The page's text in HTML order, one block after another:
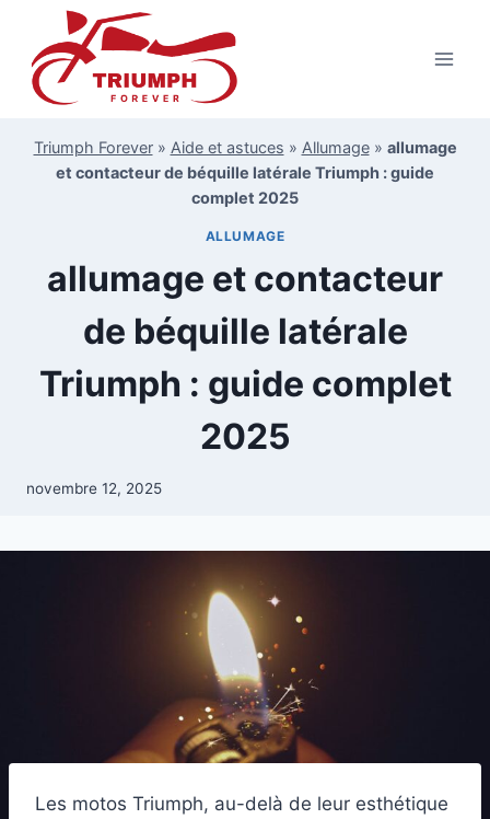
contenu
Triumph Forever» Aide et astuces » Allumage» allumage
et contacteur de béquille latérale Triumph : guide
complet 2025
ALLUMAGE
allumage et contacteur
de béquille latérale
Triumph : guide complet
2025
novembre 12, 2025
Les motos Triumph, au-delà de leur esthétique